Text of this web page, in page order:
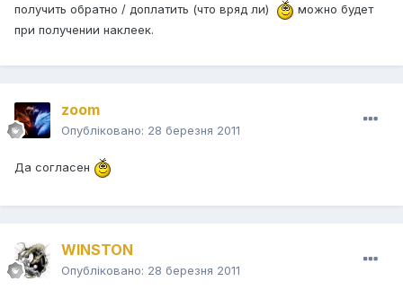
получить обратно / доплатить (что вряд ли)
можно будет
при получении наклеек.
zoom
Опубліковано: 28 березня 2011
Да согласен
WINSTON
Опубліковано: 28 березня 2011